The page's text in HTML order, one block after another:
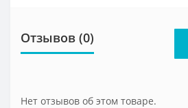
Отзывов (0)
Нет отзывов об этом товаре.